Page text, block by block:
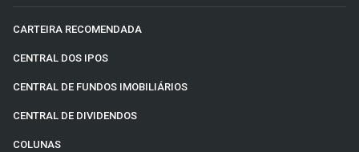
CARTEIRA RECOMENDADA
CENTRAL DOS IPOS
CENTRAL DE FUNDOS IMOBILIÁRIOS
CENTRAL DE DIVIDENDOS
COLUNAS